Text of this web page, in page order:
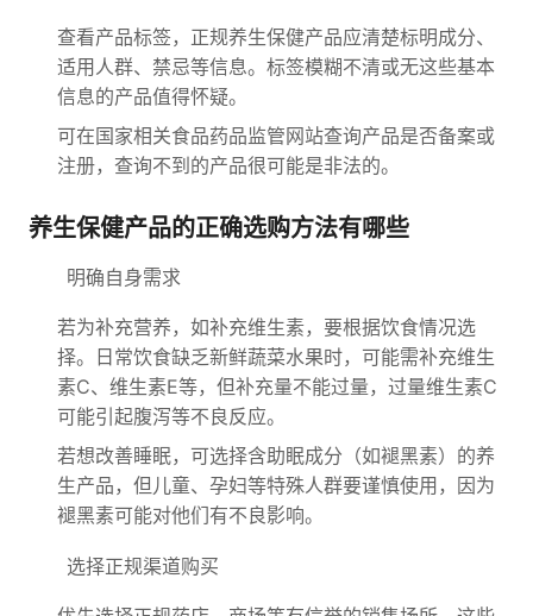
查看产品标签，正规养生保健产品应清楚标明成分、
适用人群、禁忌等信息。标签模糊不清或无这些基本
信息的产品值得怀疑。
可在国家相关食品药品监管网站查询产品是否备案或
注册，查询不到的产品很可能是非法的。
养生保健产品的正确选购方法有哪些
明确自身需求
若为补充营养，如补充维生素，要根据饮食情况选
择。日常饮食缺乏新鲜蔬菜水果时，可能需补充维生
素C、维生素E等，但补充量不能过量，过量维生素C
可能引起腹泻等不良反应。
若想改善睡眠，可选择含助眠成分（如褪黑素）的养
生产品，但儿童、孕妇等特殊人群要谨慎使用，因为
褪黑素可能对他们有不良影响。
选择正规渠道购买